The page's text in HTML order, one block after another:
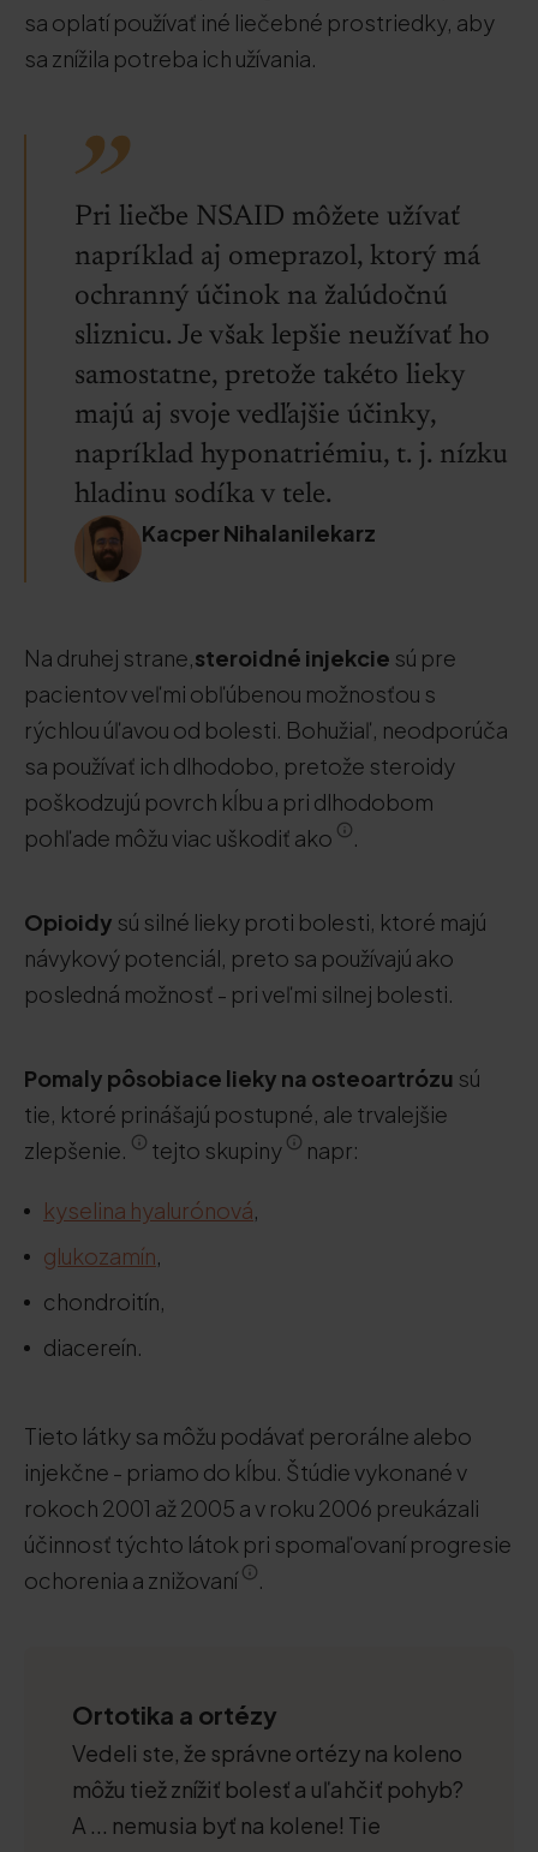
sa oplatí používať iné liečebné prostriedky, aby
sa znížila potreba ich užívania.
Pri liečbe NSAID môžete užívať
napríklad aj omeprazol, ktorý má
ochranný účinok na žalúdočnú
sliznicu. Je však lepšie neužívať ho
samostatne, pretože takéto lieky
majú aj svoje vedľajšie účinky,
napríklad hyponatriémiu, t. j. nízku
hladinu sodíka v tele.
Kacper Nihalanilekarz
Na druhej strane,steroidné injekcie sú pre
pacientov veľmi obľúbenou možnosťou s
rýchlou úľavou od bolesti. Bohužiaľ, neodporúča
sa používať ich dlhodobo, pretože steroidy
poškodzujú povrch kĺbu a pri dlhodobom
pohľade môžu viac uškodiť ako
.
Opioidy sú silné lieky proti bolesti, ktoré majú
návykový potenciál, preto sa používajú ako
posledná možnosť - pri veľmi silnej bolesti.
Pomaly pôsobiace lieky na osteoartrózu sú
tie, ktoré prinášajú postupné, ale trvalejšie
zlepšenie.
tejto skupiny napr:
kyselina hyalurónová,
glukozamín,
chondroitín,
diacereín.
Tieto látky sa môžu podávať perorálne alebo
injekčne - priamo do kĺbu. Štúdie vykonané v
rokoch 2001 až 2005 a v roku 2006 preukázali
účinnosť týchto látok pri spomaľovaní progresie
ochorenia a znižovaní
.
Ortotika a ortézy
Vedeli ste, že správne ortézy na koleno
môžu tiež znížiť bolesť a uľahčiť pohyb?
A ... nemusia byť na kolene! Tie